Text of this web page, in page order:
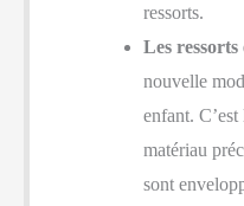
ressorts.
Les ressorts
nouvelle
enfant.
matériau
sont